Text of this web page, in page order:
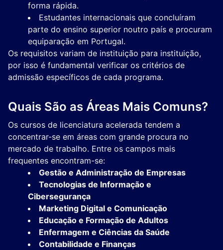
forma rápida.
Estudantes internacionais que concluíram
parte do ensino superior noutro país e procuram
equiparação em Portugal.
Os requisitos variam de instituição para instituição,
por isso é fundamental verificar os critérios de
admissão específicos de cada programa.
Quais São as Áreas Mais Comuns?
Os cursos de licenciatura acelerada tendem a
concentrar-se em áreas com grande procura no
mercado de trabalho. Entre os campos mais
frequentes encontram-se:
Gestão e Administração de Empresas
Tecnologias de Informação e
Cibersegurança
Marketing Digital e Comunicação
Educação e Formação de Adultos
Enfermagem e Ciências da Saúde
Contabilidade e Finanças